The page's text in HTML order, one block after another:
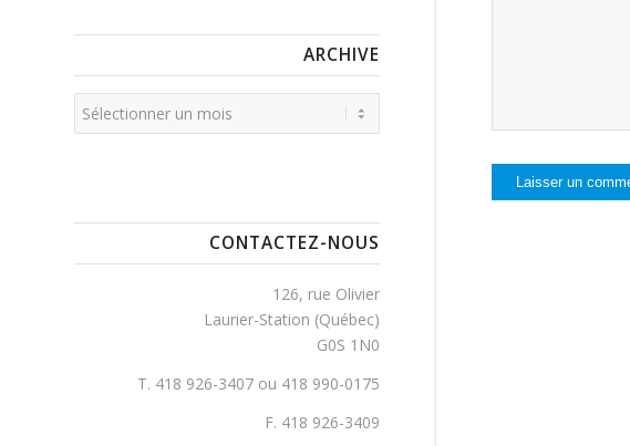
ARCHIVE
CONTACTEZ-NOUS
126, rue Olivier
Laurier-Station (Québec)
G0S 1N0
T. 418 926-3407 ou 418 990-0175
F. 418 926-3409